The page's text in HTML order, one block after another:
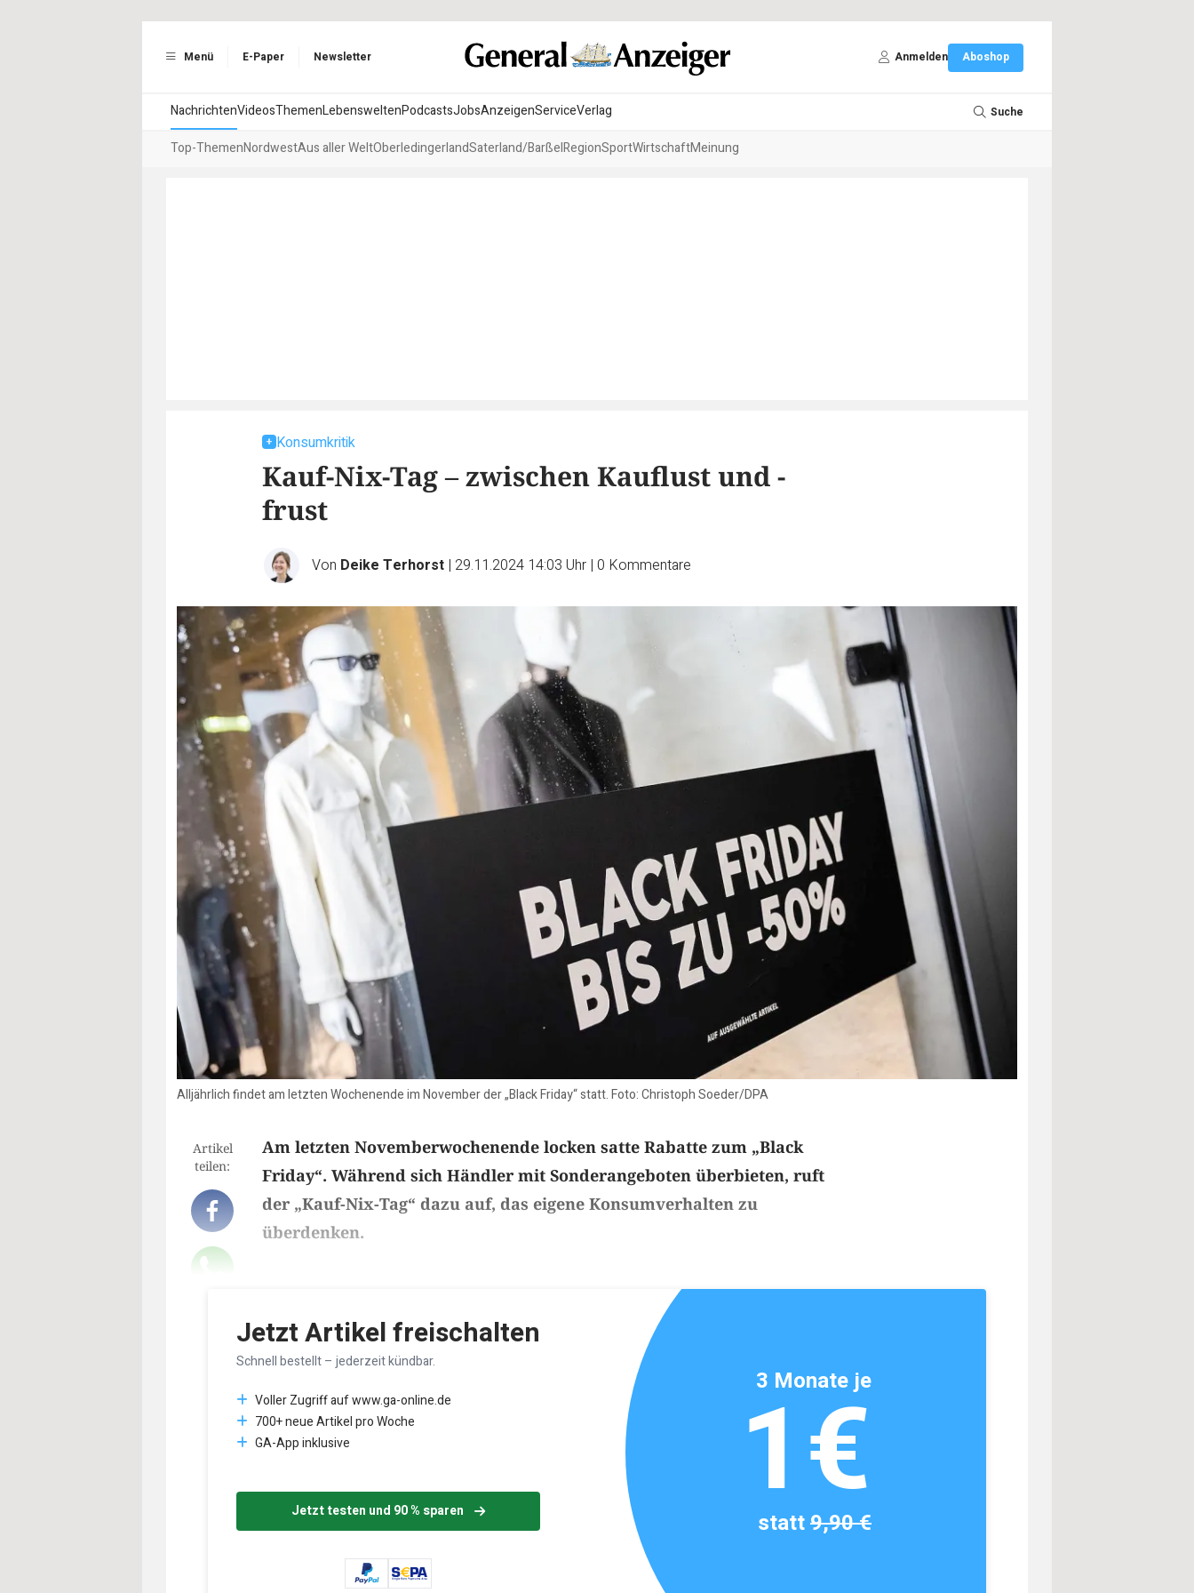
Menü E-Paper Newsletter Anmelden Aboshop
NachrichtenVideosThemenLebensweltenPodcastsJobsAnzeigenServiceVerlag Suche
Top-ThemenNordwestAus aller WeltOberledingerlandSaterland/BarßelRegionSportWirtschaftMeinung
Konsumkritik
Kauf-Nix-Tag – zwischen Kauflust und -
frust
Von Deike Terhorst | 29.11.2024 14:03 Uhr | 0 Kommentare
Alljährlich findet am letzten Wochenende im November der „Black Friday“ statt. Foto: Christoph Soeder/DPA
Artikel
teilen:
Am letzten Novemberwochenende locken satte Rabatte zum „Black
Friday“. Während sich Händler mit Sonderangeboten überbieten, ruft
der „Kauf-Nix-Tag“ dazu auf, das eigene Konsumverhalten zu
überdenken.
Jetzt Artikel freischalten
Schnell bestellt – jederzeit kündbar.
Voller Zugriff auf www.ga-online.de
700+ neue Artikel pro Woche
GA-App inklusive
Jetzt testen und 90 % sparen
3 Monate je
1€
statt9,90 €